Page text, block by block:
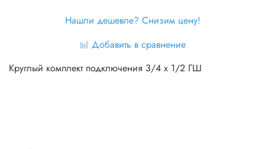
Нашли дешевле? Снизим цену!
Добавить в сравнение
Круглый комплект подключения 3/4 x 1/2 ГШ